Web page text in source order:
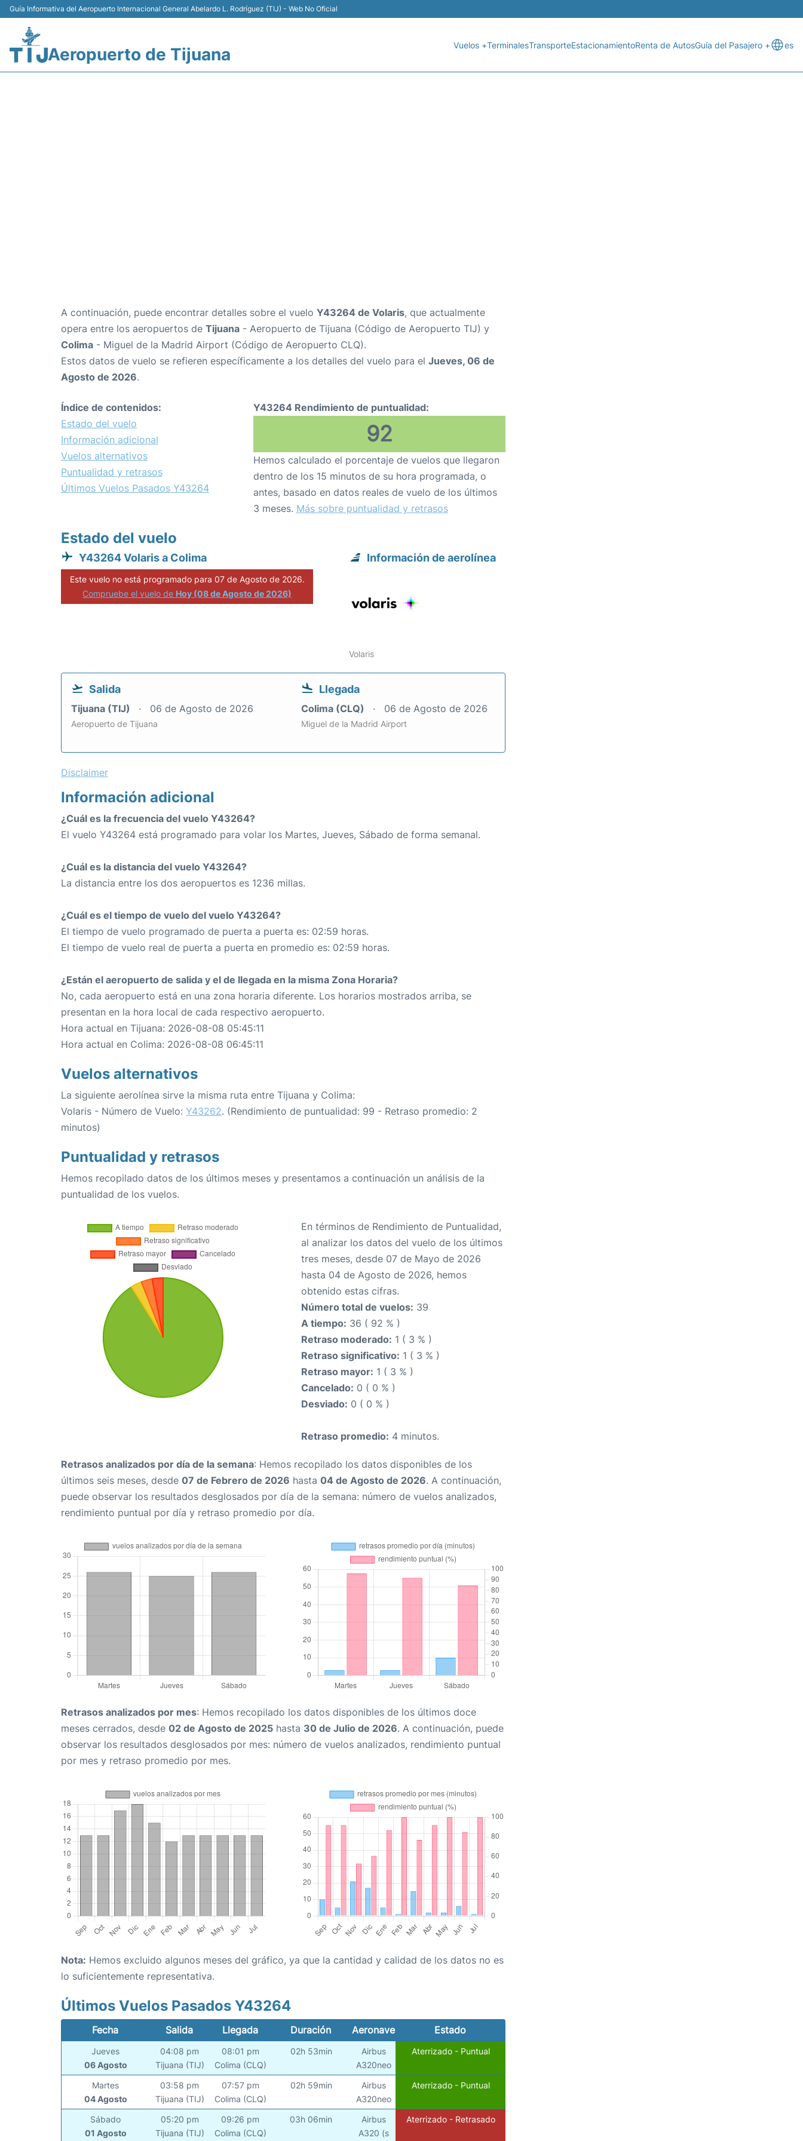
Guía Informativa del Aeropuerto Internacional General Abelardo L. Rodríguez (TIJ) - Web No Oficial
Aeropuerto de Tijuana Vuelos +TerminalesTransporteEstacionamientoRenta de AutosGuía del Pasajero + es
A continuación, puede encontrar detalles sobre el vuelo Y43264 de Volaris, que actualmente
opera entre los aeropuertos de Tijuana - Aeropuerto de Tijuana (Código de Aeropuerto TIJ) y
Colima - Miguel de la Madrid Airport (Código de Aeropuerto CLQ).
Estos datos de vuelo se refieren específicamente a los detalles del vuelo para el Jueves, 06 de
Agosto de 2026.
Índice de contenidos:
Estado del vuelo
Información adicional
Vuelos alternativos
Puntualidad y retrasos
Últimos Vuelos Pasados Y43264
Y43264 Rendimiento de puntualidad:
92
Hemos calculado el porcentaje de vuelos que llegaron
dentro de los 15 minutos de su hora programada, o
antes, basado en datos reales de vuelo de los últimos
3 meses. Más sobre puntualidad y retrasos
Estado del vuelo
Y43264 Volaris a Colima
Este vuelo no está programado para 07 de Agosto de 2026.
Compruebe el vuelo de Hoy (08 de Agosto de 2026)
Información de aerolínea
Volaris
Salida
Tijuana (TIJ) 06 de Agosto de 2026
Aeropuerto de Tijuana
Llegada
Colima (CLQ) 06 de Agosto de 2026
Miguel de la Madrid Airport
Disclaimer
Información adicional
¿Cuál es la frecuencia del vuelo Y43264?
El vuelo Y43264 está programado para volar los Martes, Jueves, Sábado de forma semanal.
¿Cuál es la distancia del vuelo Y43264?
La distancia entre los dos aeropuertos es 1236 millas.
¿Cuál es el tiempo de vuelo del vuelo Y43264?
El tiempo de vuelo programado de puerta a puerta es: 02:59 horas.
El tiempo de vuelo real de puerta a puerta en promedio es: 02:59 horas.
¿Están el aeropuerto de salida y el de llegada en la misma Zona Horaria?
No, cada aeropuerto está en una zona horaria diferente. Los horarios mostrados arriba, se
presentan en la hora local de cada respectivo aeropuerto.
Hora actual en Tijuana: 2026-08-08 05:45:11
Hora actual en Colima: 2026-08-08 06:45:11
Vuelos alternativos
La siguiente aerolínea sirve la misma ruta entre Tijuana y Colima:
Volaris - Número de Vuelo: Y43262. (Rendimiento de puntualidad: 99 - Retraso promedio: 2
minutos)
Puntualidad y retrasos
Hemos recopilado datos de los últimos meses y presentamos a continuación un análisis de la
puntualidad de los vuelos.
En términos de Rendimiento de Puntualidad,
al analizar los datos del vuelo de los últimos
tres meses, desde 07 de Mayo de 2026
hasta 04 de Agosto de 2026, hemos
obtenido estas cifras.
Número total de vuelos: 39
A tiempo: 36 ( 92 % )
Retraso moderado: 1 ( 3 % )
Retraso significativo: 1 ( 3 % )
Retraso mayor: 1 ( 3 % )
Cancelado: 0 ( 0 % )
Desviado: 0 ( 0 % )
Retraso promedio: 4 minutos.
Retrasos analizados por día de la semana: Hemos recopilado los datos disponibles de los
últimos seis meses, desde 07 de Febrero de 2026 hasta 04 de Agosto de 2026. A continuación,
puede observar los resultados desglosados por día de la semana: número de vuelos analizados,
rendimiento puntual por día y retraso promedio por día.
Retrasos analizados por mes: Hemos recopilado los datos disponibles de los últimos doce
meses cerrados, desde 02 de Agosto de 2025 hasta 30 de Julio de 2026. A continuación, puede
observar los resultados desglosados por mes: número de vuelos analizados, rendimiento puntual
por mes y retraso promedio por mes.
Nota: Hemos excluido algunos meses del gráfico, ya que la cantidad y calidad de los datos no es
lo suficientemente representativa.
Últimos Vuelos Pasados Y43264
Fecha Salida Llegada Duración Aeronave Estado
Jueves
06 Agosto
04:08 pm
Tijuana (TIJ)
08:01 pm
Colima (CLQ)
02h 53min
Airbus
A320neo
Aterrizado - Puntual
Martes
04 Agosto
03:58 pm
Tijuana (TIJ)
07:57 pm
Colima (CLQ)
02h 59min
Airbus
A320neo
Aterrizado - Puntual
Sábado
01 Agosto
05:20 pm
Tijuana (TIJ)
09:26 pm
Colima (CLQ)
03h 06min
Airbus
A320 (s
Aterrizado - Retrasado